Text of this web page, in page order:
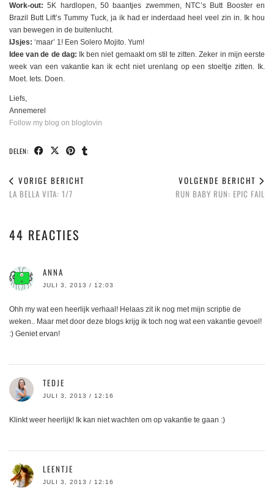
Work-out: 5K hardlopen, 50 baantjes zwemmen, NTC’s Butt Booster en
Brazil Butt Lift’s Tummy Tuck, ja ik had er inderdaad heel veel zin in. Ik hou
van bewegen in de buitenlucht.
IJsjes: ‘maar’ 1! Een Solero Mojito. Yum!
Idee van de de dag: Ik ben niet gemaakt om stil te zitten. Zeker in mijn eerste
week van een vakantie kan ik echt niet urenlang op een stoeltje zitten. Ik.
Moet. Iets. Doen.
Liefs,
Annemerel
Follow my blog on bloglovin
DELEN:
VORIGE BERICHT
LA BELLA VITA: 1/7
VOLGENDE BERICHT
RUN BABY RUN: EPIC FAIL
44 REACTIES
ANNA
JULI 3, 2013 / 12:03
Ohh my wat een heerlijk verhaal! Helaas zit ik nog met mijn scriptie de
weken.. Maar met door deze blogs krijg ik toch nog wat een vakantie gevoel!
:) Geniet ervan!
TEDJE
JULI 3, 2013 / 12:16
Klinkt weer heerlijk! Ik kan niet wachten om op vakantie te gaan :)
LEENTJE
JULI 3, 2013 / 12:16